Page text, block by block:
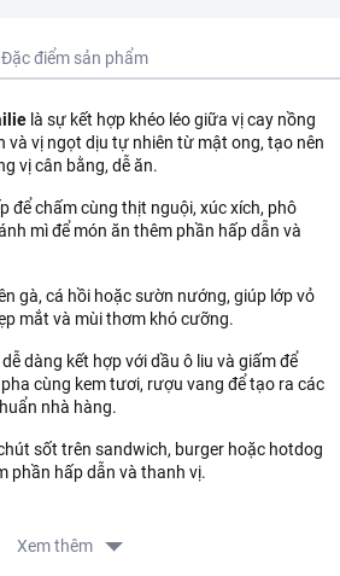
Đặc điểm sản phẩm
là sự kết hợp khéo léo giữa vị cay nồng
và vị ngọt dịu tự nhiên từ mật ong, tạo nên
vị cân bằng, dễ ăn.
để chấm cùng thịt nguội, xúc xích, phô
mì để món ăn thêm phần hấp dẫn và
gà, cá hồi hoặc sườn nướng, giúp lớp vỏ
mắt và mùi thơm khó cưỡng.
dàng kết hợp với dầu ô liu và giấm để
cùng kem tươi, rượu vang để tạo ra các
nhà hàng.
sốt trên sandwich, burger hoặc hotdog
phần hấp dẫn và thanh vị.
Xem thêm